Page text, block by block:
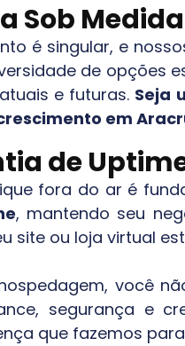
Sob
é singular, e
de opções
e futuras. Seja
em
de
fora do ar é
, mantendo seu
site ou loja virtual
você
segurança e
que fazemos